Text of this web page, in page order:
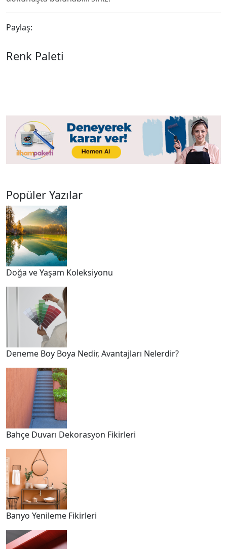
Paylaş:
Renk Paleti
Popüler Yazılar
Doğa ve Yaşam Koleksiyonu
Deneme Boy Boya Nedir, Avantajları Nelerdir?
Bahçe Duvarı Dekorasyon Fikirleri
Banyo Yenileme Fikirleri